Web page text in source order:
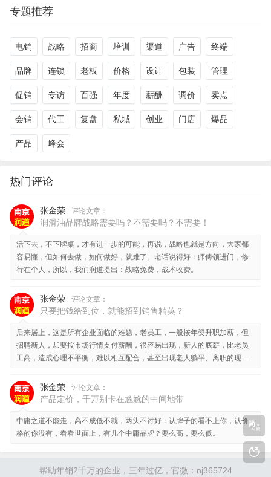
专题推荐
电销 战略 招商 培训 渠道 广告 终端
品牌 连锁 老板 价格 设计 包装 管理
促销 专访 百强 年度 薪酬 调价 卖点
会销 代工 复盘 私域 创业 门店 爆品
产品 峰会
热门评论
张金荣 评论文章：
润滑油品牌战略需要吗？不需要吗？不需要！
活下去，不下牌桌，才有进一步的可能，再说，战略也就是方向，大家都
容易懂，但如何去做，如何做好，就难了。老话说得好：师傅领进门，修
行在个人，所以，我们润道提出：战略免费，战术收费。
张金荣 评论文章：
只要把钱给到位，就能招到销售精英？
后来居上，这是所有企业面临的难题，老员工，一般按年资升职加薪，但
招聘新人，却要按市场行情支付薪酬，很容易出现，新人的底薪，比老员
工高，造成心理不平衡，难以相互配合，甚至出现老人躺平、离职的现
张金荣 评论文章：
产品定价，千万别卡在尴尬的中间地带
中庸之道不能走，高不成低不就，两头不讨好：认牌子的看不上你，认价
格的你没有，看看世面上，有几个中庸品牌？要么高，要么低。
帮助年销2千万的企业，三年过亿，官微：nj365724